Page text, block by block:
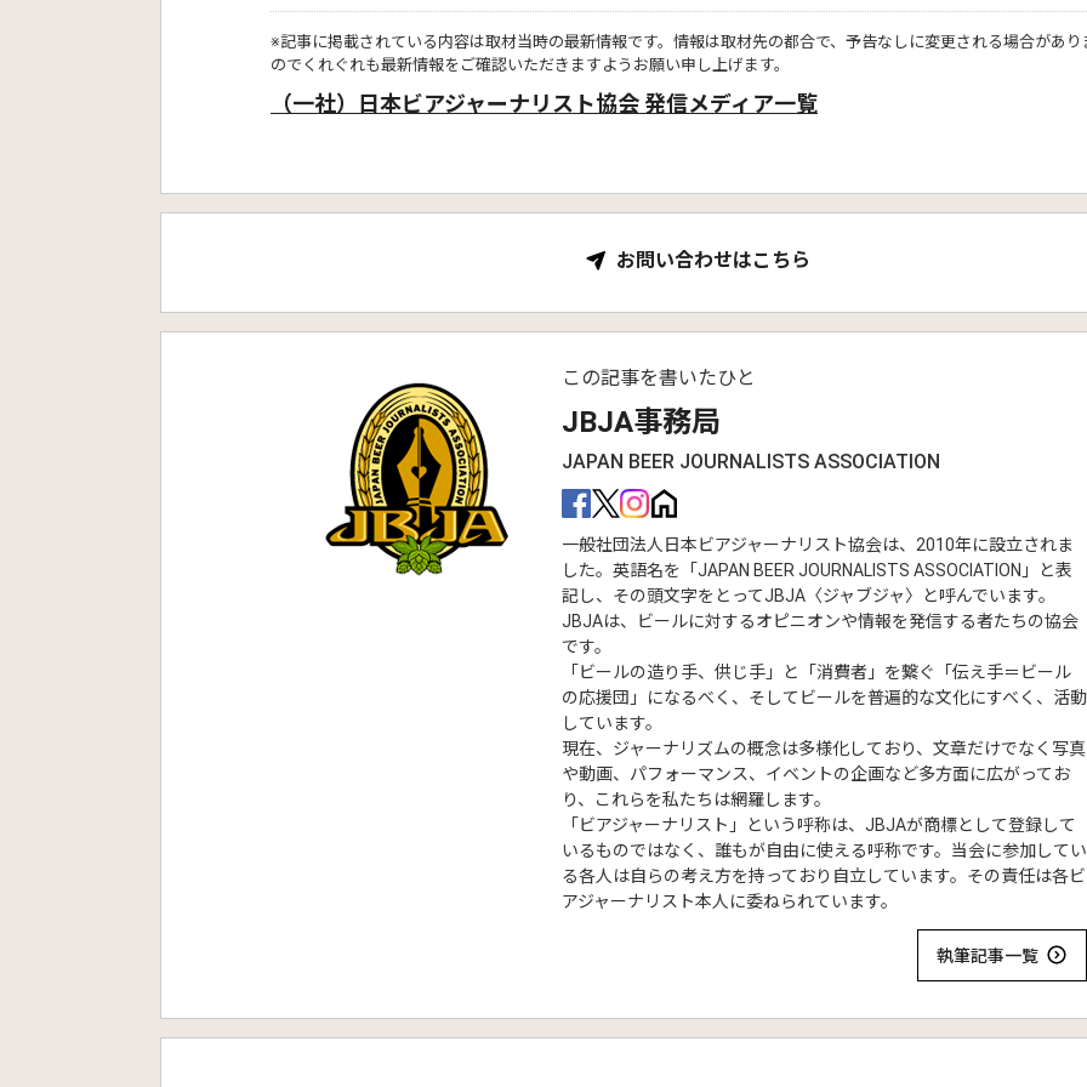
※記事に掲載されている内容は取材当時の最新情報です。情報は取材先の都合で、予告なしに変更される場合があり
のでくれぐれも最新情報をご確認いただきますようお願い申し上げます。
（一社）日本ビアジャーナリスト協会 発信メディア一覧
お問い合わせはこちら
この記事を書いたひと
JBJA事務局
JAPAN BEER JOURNALISTS ASSOCIATION
一般社団法人日本ビアジャーナリスト協会は、2010年に設立されま
した。英語名を「JAPAN BEER JOURNALISTS ASSOCIATION」と表
記し、その頭文字をとってJBJA〈ジャブジャ〉と呼んでいます。
JBJAは、ビールに対するオピニオンや情報を発信する者たちの協会
です。
「ビールの造り手、供じ手」と「消費者」を繋ぐ「伝え手＝ビール
の応援団」になるべく、そしてビールを普遍的な文化にすべく、活動
しています。
現在、ジャーナリズムの概念は多様化しており、文章だけでなく写真
や動画、パフォーマンス、イベントの企画など多方面に広がってお
り、これらを私たちは網羅します。
「ビアジャーナリスト」という呼称は、JBJAが商標として登録して
いるものではなく、誰もが自由に使える呼称です。当会に参加してい
る各人は自らの考え方を持っており自立しています。その責任は各ビ
アジャーナリスト本人に委ねられています。
執筆記事一覧